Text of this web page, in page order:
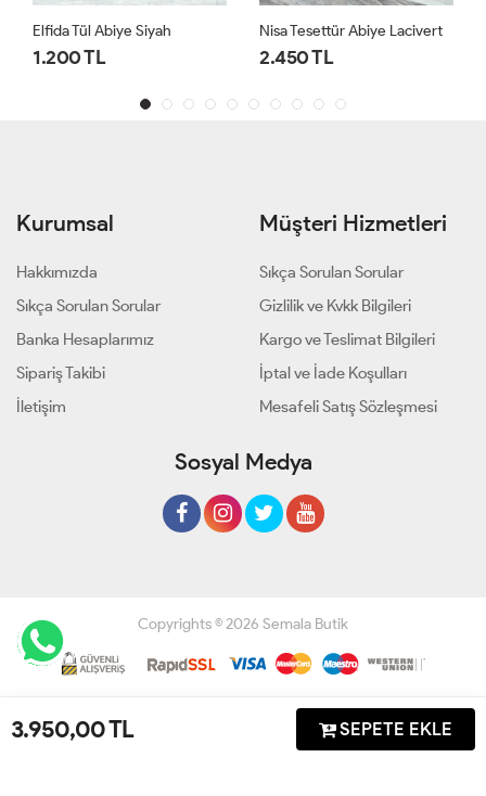
3.950,00TL SEPETE EKLE
Elfida Tül Abiye Siyah
1.200 TL
Nisa Tesettür Abiye Lacivert
2.450 TL
Kurumsal
Hakkımızda
Sıkça Sorulan Sorular
Banka Hesaplarımız
Sipariş Takibi
İletişim
Müşteri Hizmetleri
Sıkça Sorulan Sorular
Gizlilik ve Kvkk Bilgileri
Kargo ve Teslimat Bilgileri
İptal ve İade Koşulları
Mesafeli Satış Sözleşmesi
Sosyal Medya
Copyrights © 2026 Semala Butik
Geliştir - powered by innovation
Sipariş Takibi İletişim